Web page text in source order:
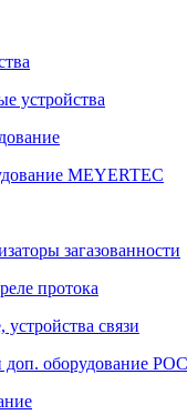
устройства
MEYERTEC
загазованности
протока
связи
доп. оборудование